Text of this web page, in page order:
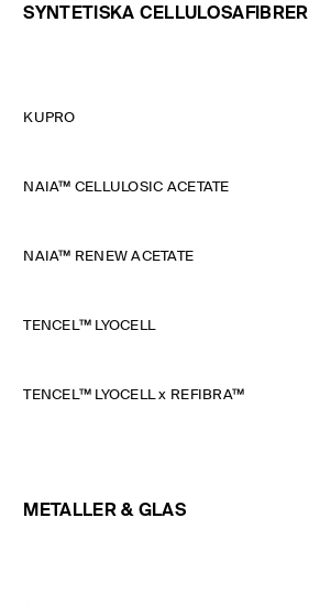
SYNTETISKA CELLULOSAFIBRER
KUPRO
NAIA™ CELLULOSIC ACETATE
NAIA™ RENEW ACETATE
TENCEL™ LYOCELL
TENCEL™ LYOCELL x REFIBRA™
METALLER & GLAS